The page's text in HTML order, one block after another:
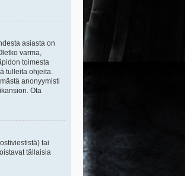
asiasta on
varma,
toimesta
tulleita ohjeita.
anonyymisti
Ota
tai
tällaisia